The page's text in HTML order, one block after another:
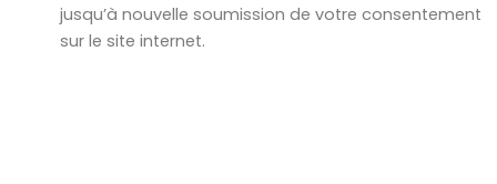
jusqu’à nouvelle soumission de votre consentement
sur le site internet.